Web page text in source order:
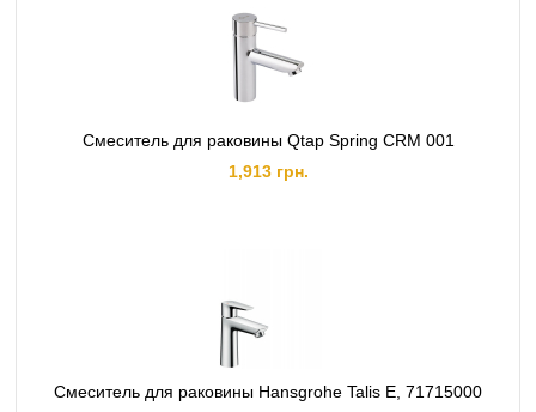
Смеситель для раковины Qtap Spring CRM 001
1,913 грн.
Смеситель для раковины Hansgrohe Talis E, 71715000